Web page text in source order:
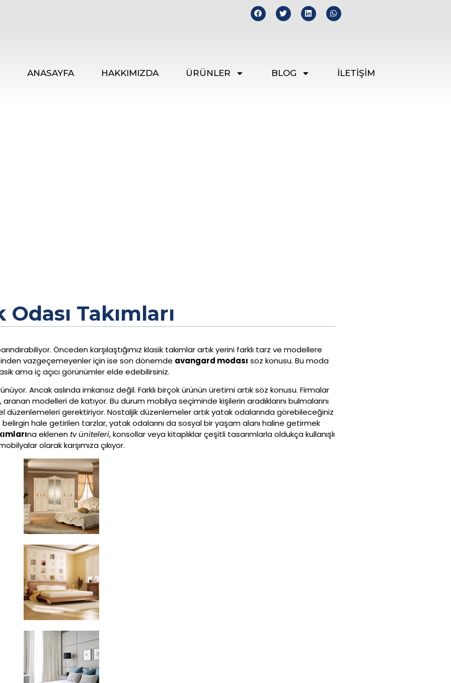
ANASAYFA HAKKIMIZDA ÜRÜNLER BLOG İLETİŞİM
Odası Takımları
Önceden karşılaştığımız klasik takımlar artık yerini farklı tarz ve modellere
vazgeçemeyenler için ise son dönemde avangard modası söz konusu. Bu moda
ama iç açıcı görünümler elde edebilirsiniz.
Ancak aslında imkansız değil. Farklı birçok ürünün üretimi artık söz konusu. Firmalar
modelleri de katıyor. Bu durum mobilya seçiminde kişilerin aradıklarını bulmalarını
düzenlemeleri gerektiriyor. Nostaljik düzenlemeler artık yatak odalarında görebileceğiniz
hale getirilen tarzlar, yatak odalarını da sosyal bir yaşam alanı haline getirmek
na eklenen tv üniteleri, konsollar veya kitaplıklar çeşitli tasarımlarla oldukça kullanışlı
olarak karşımıza çıkıyor.